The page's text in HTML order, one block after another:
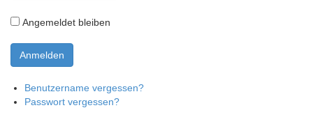
Angemeldet bleiben
Benutzername vergessen?
Passwort vergessen?